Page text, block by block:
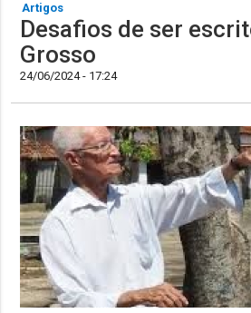
Artigos
Desafios de ser
Grosso
24/06/2024 - 17:24